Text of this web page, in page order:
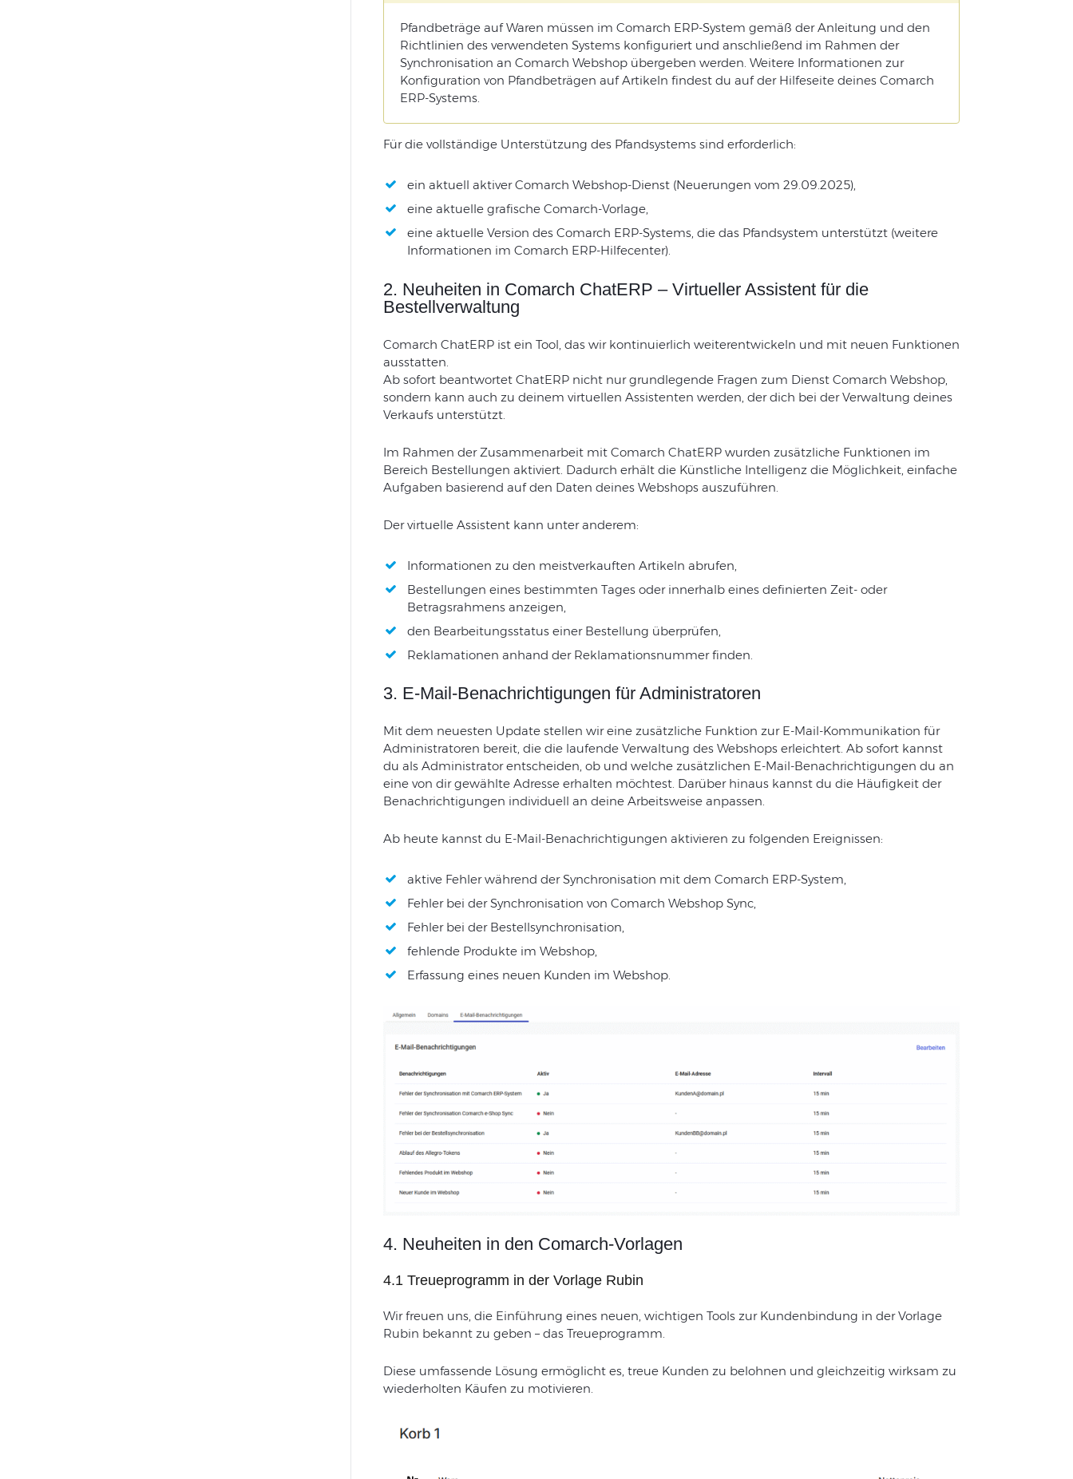
Pfandbeträge auf Waren müssen im Comarch ERP-System gemäß der Anleitung und den
Richtlinien des verwendeten Systems konfiguriert und anschließend im Rahmen der
Synchronisation an Comarch Webshop übergeben werden. Weitere Informationen zur
Konfiguration von Pfandbeträgen auf Artikeln findest du auf der Hilfeseite deines Comarch
ERP-Systems.
Für die vollständige Unterstützung des Pfandsystems sind erforderlich:
ein aktuell aktiver Comarch Webshop-Dienst (Neuerungen vom 29.09.2025),
eine aktuelle grafische Comarch-Vorlage,
eine aktuelle Version des Comarch ERP-Systems, die das Pfandsystem unterstützt (weitere
Informationen im Comarch ERP-Hilfecenter).
2. Neuheiten in Comarch ChatERP – Virtueller Assistent für die
Bestellverwaltung
Comarch ChatERP ist ein Tool, das wir kontinuierlich weiterentwickeln und mit neuen Funktionen
ausstatten.
Ab sofort beantwortet ChatERP nicht nur grundlegende Fragen zum Dienst Comarch Webshop,
sondern kann auch zu deinem virtuellen Assistenten werden, der dich bei der Verwaltung deines
Verkaufs unterstützt.
Im Rahmen der Zusammenarbeit mit Comarch ChatERP wurden zusätzliche Funktionen im
Bereich Bestellungen aktiviert. Dadurch erhält die Künstliche Intelligenz die Möglichkeit, einfache
Aufgaben basierend auf den Daten deines Webshops auszuführen.
Der virtuelle Assistent kann unter anderem:
Informationen zu den meistverkauften Artikeln abrufen,
Bestellungen eines bestimmten Tages oder innerhalb eines definierten Zeit- oder
Betragsrahmens anzeigen,
den Bearbeitungsstatus einer Bestellung überprüfen,
Reklamationen anhand der Reklamationsnummer finden.
3. E-Mail-Benachrichtigungen für Administratoren
Mit dem neuesten Update stellen wir eine zusätzliche Funktion zur E-Mail-Kommunikation für
Administratoren bereit, die die laufende Verwaltung des Webshops erleichtert. Ab sofort kannst
du als Administrator entscheiden, ob und welche zusätzlichen E-Mail-Benachrichtigungen du an
eine von dir gewählte Adresse erhalten möchtest. Darüber hinaus kannst du die Häufigkeit der
Benachrichtigungen individuell an deine Arbeitsweise anpassen.
Ab heute kannst du E-Mail-Benachrichtigungen aktivieren zu folgenden Ereignissen:
aktive Fehler während der Synchronisation mit dem Comarch ERP-System,
Fehler bei der Synchronisation von Comarch Webshop Sync,
Fehler bei der Bestellsynchronisation,
fehlende Produkte im Webshop,
Erfassung eines neuen Kunden im Webshop.
4. Neuheiten in den Comarch-Vorlagen
4.1 Treueprogramm in der Vorlage Rubin
Wir freuen uns, die Einführung eines neuen, wichtigen Tools zur Kundenbindung in der Vorlage
Rubin bekannt zu geben – das Treueprogramm.
Diese umfassende Lösung ermöglicht es, treue Kunden zu belohnen und gleichzeitig wirksam zu
wiederholten Käufen zu motivieren.